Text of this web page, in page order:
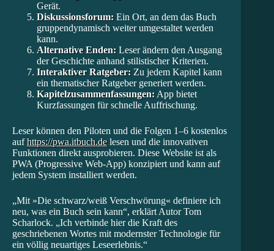
Gerät.
Diskussionsforum: Ein Ort, an dem das Buch
gruppendynamisch weiter umgestaltet werden
kann.
Alternative Enden: Leser ändern den Ausgang
der Geschichte anhand stilistischer Kriterien.
Interaktiver Ratgeber: Zu jedem Kapitel kann
ein thematischer Ratgeber generiert werden.
Kapitelzusammenfassungen: App bietet
Kurzfassungen für schnelle Auffrischung.
Leser können den Piloten und die Folgen 1–6 kostenlos
aufhttps://pwa.itbuch.delesen und die innovativen
Funktionen direkt ausprobieren. Diese Website ist als
PWA (Progressive Web-App) konzipiert und kann auf
jedem System installiert werden.
„Mit »Die schwarz/weiß Verschwörung« definiere ich
neu, was ein Buch sein kann“, erklärt Autor Tom
Scharlock. „Ich verbinde hier die Kraft des
geschriebenen Wortes mit modernster Technologie für
ein völlig neuartiges Leseerlebnis.“